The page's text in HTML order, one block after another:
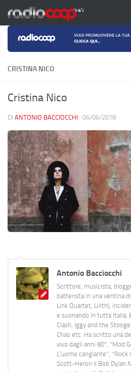
Salta al contenuto
CRISTINA NICO
Cristina Nico
DI ANTONIO BACCIOCCHI · 06/06/2018
Antonio Bacciocchi
Scrittore, musicista,
batterista in una ventina
Link Quartet, Lilith),
e suonando in tutta Italia,
Clash, Iggy and the
Chao etc. Ha scritto una
vivo dagli anni 80", "Mod
L’uomo cangiante", "Rock
Scott-Heron Il Bob Dylan